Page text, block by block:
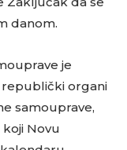
danom.
je
republički organi
samouprave,
Novu